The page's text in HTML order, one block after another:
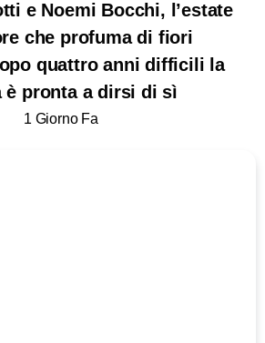
e Noemi Bocchi, l’estate
che profuma di fiori
quattro anni difficili la
è pronta a dirsi di sì
1 Giorno Fa